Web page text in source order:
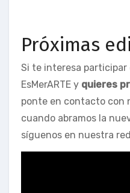
Próximas
Si te interesa participar
EsMerARTE y quieres
ponte en contacto con
cuando abramos la
síguenos en nuestra